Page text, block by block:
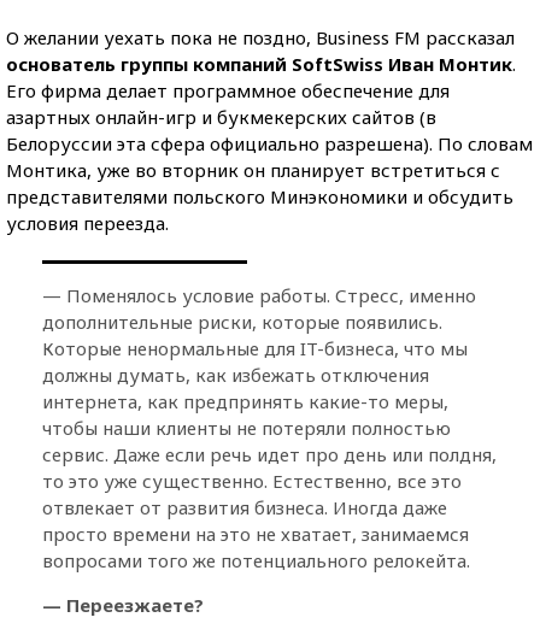
О желании уехать пока не поздно, Business FM рассказал
основатель группы компаний SoftSwiss Иван Монтик.
Его фирма делает программное обеспечение для
азартных онлайн-игр и букмекерских сайтов (в
Белоруссии эта сфера официально разрешена). По словам
Монтика, уже во вторник он планирует встретиться с
представителями польского Минэкономики и обсудить
условия переезда.
— Поменялось условие работы. Стресс, именно
дополнительные риски, которые появились.
Которые ненормальные для IT-бизнеса, что мы
должны думать, как избежать отключения
интернета, как предпринять какие-то меры,
чтобы наши клиенты не потеряли полностью
сервис. Даже если речь идет про день или полдня,
то это уже существенно. Естественно, все это
отвлекает от развития бизнеса. Иногда даже
просто времени на это не хватает, занимаемся
вопросами того же потенциального релокейта.
— Переезжаете?